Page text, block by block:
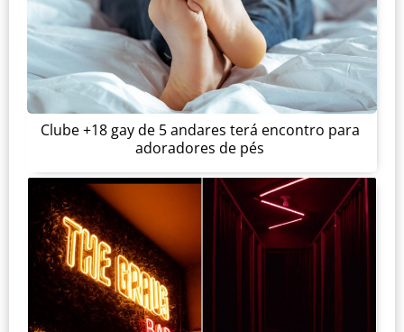
Clube +18 gay de 5 andares terá encontro para
adoradores de pés